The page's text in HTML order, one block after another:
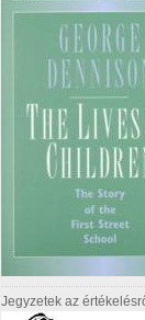
Jegyzetek az